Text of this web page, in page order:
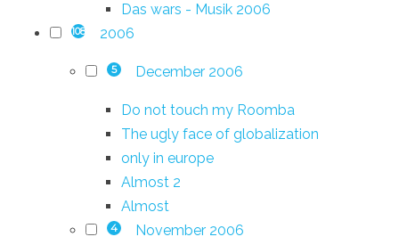
Das wars - Musik 2006
108 2006
5 December 2006
Do not touch my Roomba
The ugly face of globalization
only in europe
Almost 2
Almost
4 November 2006